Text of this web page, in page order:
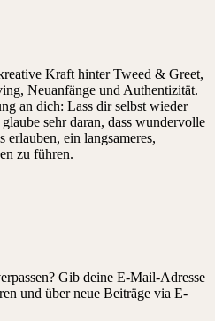
Kraft hinter Tweed & Greet,
Neuanfänge und Authentizität.
an dich: Lass dir selbst wieder
sehr daran, dass wundervolle
ein langsameres,
zu führen.
Gib deine E-Mail-Adresse
und über neue Beiträge via E-